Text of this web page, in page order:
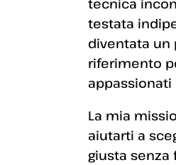
tecnica
testata
diventata un
riferimento
appassionati
La mia
aiutarti a
giusta senza